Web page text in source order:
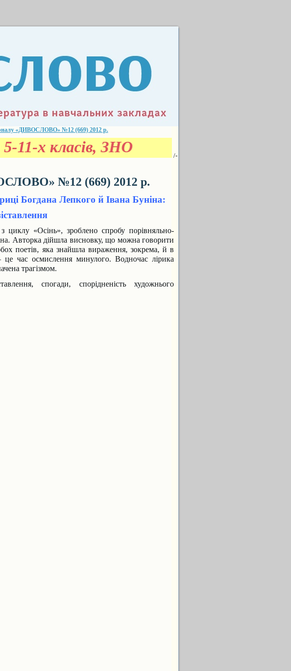
«ДИВОСЛОВО» №12 (669) 2012 р.
11-х класів, ЗНО
/-
№12 (669) 2012 р.
Богдана Лепкого й Івана Буніна:
циклу «Осінь», зроблено спробу порівняльно-
Авторка дійшла висновку, що можна говорити
поетів, яка знайшла вираження, зокрема, й в
час осмислення минулого. Водночас лірика
трагізмом.
спогади, спорідненість художнього